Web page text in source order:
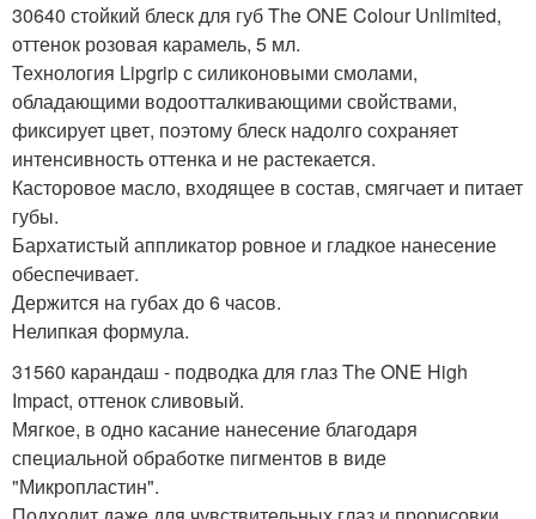
30640 стойкий блеск для губ The ONE Colour Unlimited,
оттенок розовая карамель, 5 мл.
Технология Lipgrip с силиконовыми смолами,
обладающими водоотталкивающими свойствами,
фиксирует цвет, поэтому блеск надолго сохраняет
интенсивность оттенка и не растекается.
Касторовое масло, входящее в состав, смягчает и питает
губы.
Бархатистый аппликатор ровное и гладкое нанесение
обеспечивает.
Держится на губах до 6 часов.
Нелипкая формула.
31560 карандаш - подводка для глаз The ONE High
Impact, оттенок сливовый.
Мягкое, в одно касание нанесение благодаря
специальной обработке пигментов в виде
"Микропластин".